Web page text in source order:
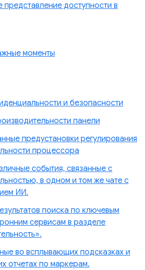
доступности в
моменты
и безопасности
панели
предустановки регулирования
процессора
события, связанные с
в одном и том же чате с
ИИ.
поиска по ключевым
сервисам в разделе
во всплывающих подсказках и
отчетах по маркерам.